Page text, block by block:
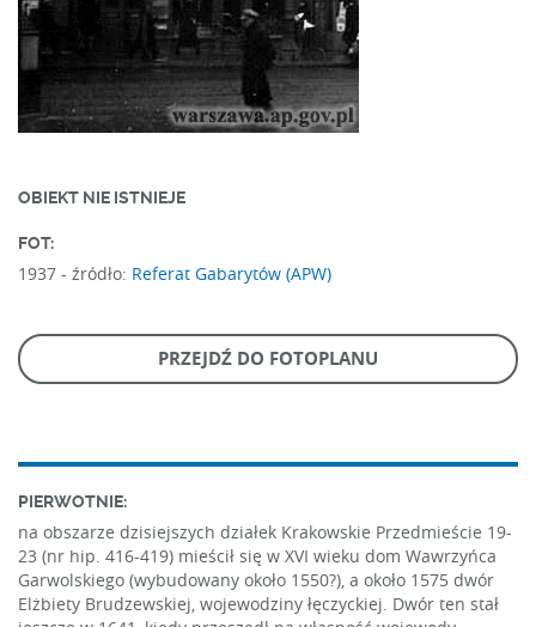
OBIEKT NIE ISTNIEJE
FOT:
1937 - źródło: Referat Gabarytów (APW)
PRZEJDŹ DO FOTOPLANU
PIERWOTNIE:
na obszarze dzisiejszych działek Krakowskie Przedmieście 19-
23 (nr hip. 416-419) mieścił się w XVI wieku dom Wawrzyńca
Garwolskiego (wybudowany około 1550?), a około 1575 dwór
Elżbiety Brudzewskiej, wojewodziny łęczyckiej. Dwór ten stał